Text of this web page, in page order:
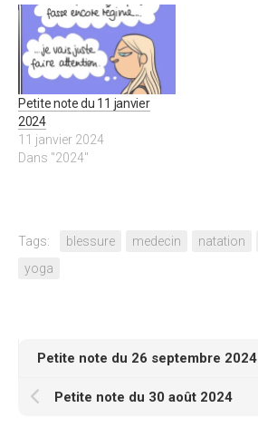
Petite note du 11 janvier
2024
11 janvier 2024
Dans "2024"
Tags: blessure medecin natation
yoga
Petite note du 26 septembre 2024
Petite note du 30 août 2024